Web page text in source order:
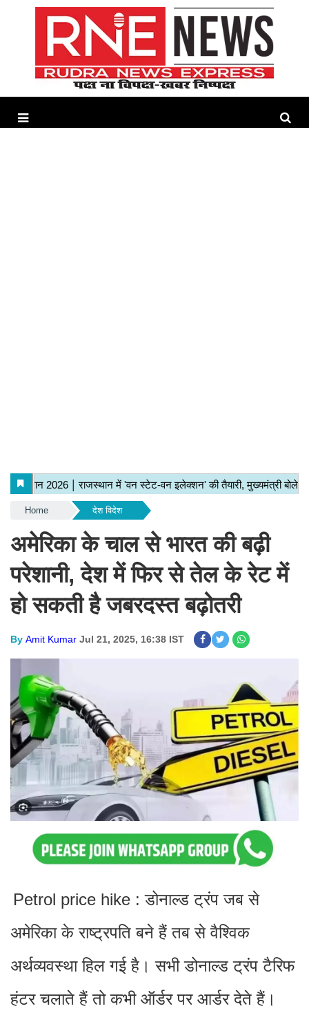
Home देश विदेश
अमेरिका के चाल से भारत की बढ़ी
परेशानी, देश में फिर से तेल के रेट में
हो सकती है जबरदस्त बढ़ोतरी
By Amit Kumar Jul 21, 2025, 16:38 IST
Petrol price hike : डोनाल्ड ट्रंप जब से
अमेरिका के राष्ट्रपति बने हैं तब से वैश्विक
अर्थव्यवस्था हिल गई है। सभी डोनाल्ड ट्रंप टैरिफ
हंटर चलाते हैं तो कभी ऑर्डर पर आर्डर देते हैं।